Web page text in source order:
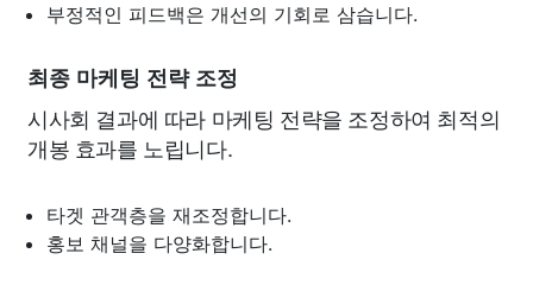
부정적인 피드백은 개선의 기회로 삼습니다.
최종 마케팅 전략 조정
시사회 결과에 따라 마케팅 전략을 조정하여 최적의
개봉 효과를 노립니다.
타겟 관객층을 재조정합니다.
홍보 채널을 다양화합니다.